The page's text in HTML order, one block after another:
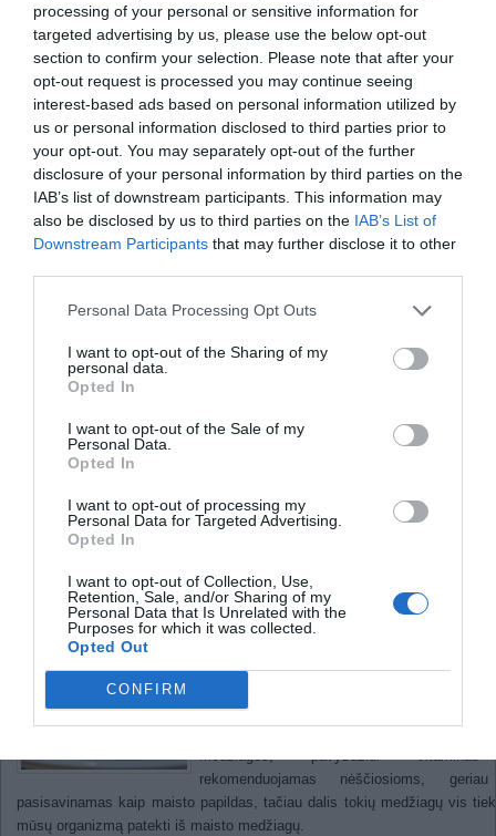
processing of your personal or sensitive information for
targeted advertising by us, please use the below opt-out
section to confirm your selection. Please note that after your
opt-out request is processed you may continue seeing
interest-based ads based on personal information utilized by
us or personal information disclosed to third parties prior to
your opt-out. You may separately opt-out of the further
disclosure of your personal information by third parties on the
IAB’s list of downstream participants. This information may
also be disclosed by us to third parties on the IAB’s List of
Downstream Participants that may further disclose it to other
Personal Data Processing Opt Outs
I want to opt-out of the Sharing of my
personal data.
Opted In
I want to opt-out of the Sale of my
Personal Data.
Opted In
I want to opt-out of processing my
Personal Data for Targeted Advertising.
Opted In
I want to opt-out of Collection, Use,
Retention, Sale, and/or Sharing of my
Personal Data that Is Unrelated with the
Purposes for which it was collected.
Opted Out
CONFIRM
NASA ruošiasi naujos kosminės
kapsulės bandymams
Mokslininkai atrado būdą
sumažinti elektronikos prietaisų
energijos sąnaudas
Daržovių nauda prieš maisto
papildus
Kaip tapti Žmogumi-voru?
skylę (Video)
Tyrėjai nustatė, kad Ecstazy
kraujo vėžys
Daržovių nauda prieš maisto
papildus
Naujausi tyrimai parodė, kad valgant
naudingosios medžiagos yra
pasisavinimo mechanizmas vis dėlto
medžiagos, pavyzdžiui
rekomenduojamas nėščiosioms,
pasisavinamas kaip maisto papildas, tačiau dalis tokių medžiagų vis
mūsų organizmą patekti iš maisto medžiagų.